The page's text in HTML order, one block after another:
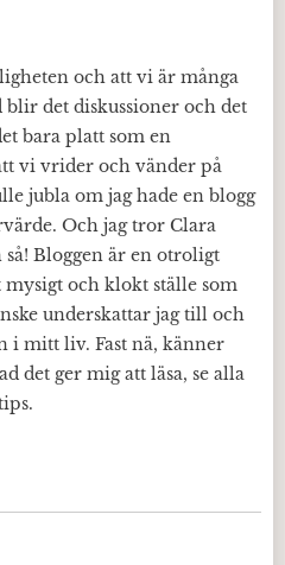
och att vi är många
blir det diskussioner och det
bara platt som en
vi vrider och vänder på
jubla om jag hade en blogg
Och jag tror Clara
Bloggen är en otroligt
och klokt ställe som
underskattar jag till och
i mitt liv. Fast nä, känner
det ger mig att läsa, se alla